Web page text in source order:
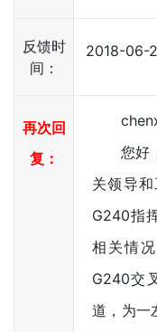
反馈时
间：
2018-06-
再次回
复：
您好
关领导
G240指
相关情
G240交
道，为一